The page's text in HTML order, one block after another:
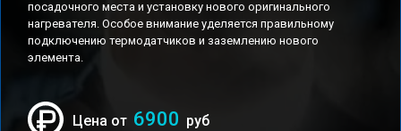
посадочного места и установку нового оригинального
нагревателя. Особое внимание уделяется правильному
подключению термодатчиков и заземлению нового
элемента.
Цена от 6900 руб